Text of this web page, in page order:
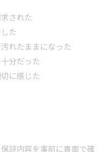
された
た
れたままになった
分だった
に感じた
証内容を事前に書面で確